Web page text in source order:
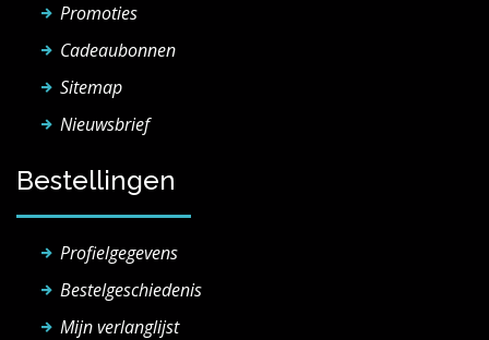
Promoties
Cadeaubonnen
Sitemap
Nieuwsbrief
Bestellingen
Profielgegevens
Bestelgeschiedenis
Mijn verlanglijst